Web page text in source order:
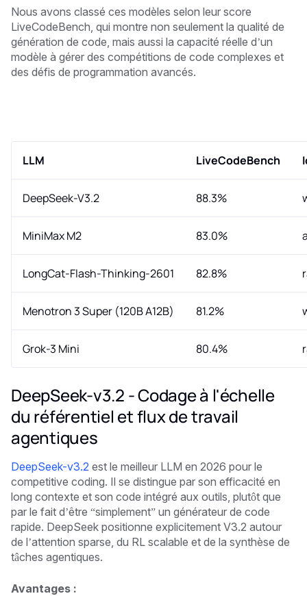
Nous avons classé ces modèles selon leur score
LiveCodeBench, qui montre non seulement la qualité de
génération de code, mais aussi la capacité réelle d’un
modèle à gérer des compétitions de code complexes et
des défis de programmation avancés.
LLM LiveCodeBench
DeepSeek-V3.2 88.3%
MiniMax M2 83.0%
LongCat-Flash-Thinking-2601 82.8%
Menotron 3 Super (120B A12B) 81.2%
Grok-3 Mini 80.4%
DeepSeek-v3.2 - Codage à l'échelle
du référentiel et flux de travail
agentiques
DeepSeek-v3.2 est le meilleur LLM en 2026 pour le
competitive coding. Il se distingue par son efficacité en
long contexte et son code intégré aux outils, plutôt que
par le fait d’être “simplement” un générateur de code
rapide. DeepSeek positionne explicitement V3.2 autour
de l’attention sparse, du RL scalable et de la synthèse de
tâches agentiques.
Avantages :